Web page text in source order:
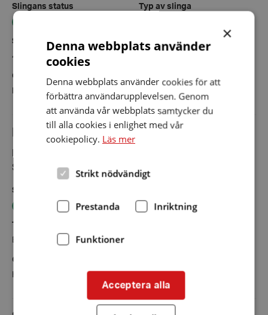
Slingans status
Typ av slinga
Slingan kollades
4 september 2018
Övrig information
Fungerade inte från början - felkopplad, men nu åtgärdad.
Knivsta Bibliotek
Sverige
Slingans status
Teleslinga fungerar OK
Fast teleslinga
Typ av lokal/ändamål
Bibliotek
Övrig information
Handmikrofon fungerar ej
×
Denna webbplats använder
cookies
Denna webbplats använder cookies för att
förbättra användarupplevelsen. Genom
att använda vår webbplats samtycker du
till alla cookies i enlighet med vår
cookiepolicy. Läs mer
Strikt nödvändigt
Prestanda Inriktning
Funktioner
Acceptera alla